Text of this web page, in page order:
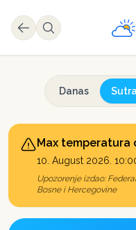
Danas Sutra
Max temperatura
10. August 2026.
Upozorenje izdao:
Bosne i Hercegovine